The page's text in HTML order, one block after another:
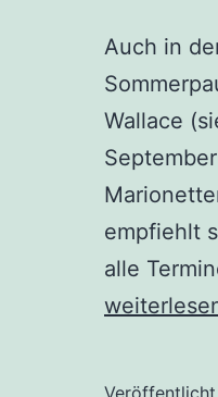
Auch in
Wallace
empfiehlt
alle